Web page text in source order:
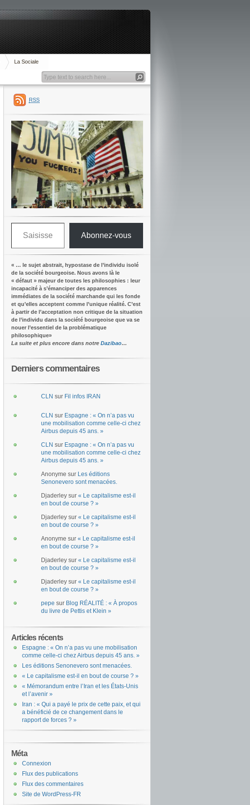
La Sociale
RSS
Saisissez votre adresse e-mail…
Abonnez-vous
« … le sujet abstrait, hypostase de l’individu isolé
de la société bourgeoise. Nous avons là le
« défaut » majeur de toutes les philosophies : leur
incapacité à s’émanciper des apparences
immédiates de la société marchande qui les fonde
et qu’elles acceptent comme l’unique réalité. C’est
à partir de l’acceptation non critique de la situation
de l’individu dans la société bourgeoise que va se
nouer l’essentiel de la problématique
philosophique»
La suite et plus encore dans notre Dazibao…
Derniers commentaires
CLN sur Fil infos IRAN
CLN sur Espagne : « On n’a pas vu
une mobilisation comme celle-ci chez
Airbus depuis 45 ans. »
CLN sur Espagne : « On n’a pas vu
une mobilisation comme celle-ci chez
Airbus depuis 45 ans. »
Anonyme sur Les éditions
Senonevero sont menacées.
Djaderley sur « Le capitalisme est-il
en bout de course ? »
Djaderley sur « Le capitalisme est-il
en bout de course ? »
Anonyme sur « Le capitalisme est-il
en bout de course ? »
Djaderley sur « Le capitalisme est-il
en bout de course ? »
Djaderley sur « Le capitalisme est-il
en bout de course ? »
pepe sur Blog RÉALITÉ : « À propos
du livre de Pettis et Klein »
Articles récents
Espagne : « On n’a pas vu une mobilisation
comme celle-ci chez Airbus depuis 45 ans. »
Les éditions Senonevero sont menacées.
« Le capitalisme est-il en bout de course ? »
« Mémorandum entre l’Iran et les États-Unis
et l’avenir »
Iran : « Qui a payé le prix de cette paix, et qui
a bénéficié de ce changement dans le
rapport de forces ? »
Méta
Connexion
Flux des publications
Flux des commentaires
Site de WordPress-FR